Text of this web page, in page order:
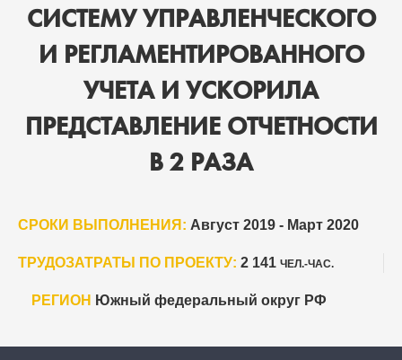
СИСТЕМУ УПРАВЛЕНЧЕСКОГО
И РЕГЛАМЕНТИРОВАННОГО
УЧЕТА И УСКОРИЛА
ПРЕДСТАВЛЕНИЕ ОТЧЕТНОСТИ
В 2 РАЗА
СРОКИ ВЫПОЛНЕНИЯ: Август 2019 - Март 2020
ТРУДОЗАТРАТЫ ПО ПРОЕКТУ: 2 141 ЧЕЛ.-ЧАС.
РЕГИОН Южный федеральный округ РФ